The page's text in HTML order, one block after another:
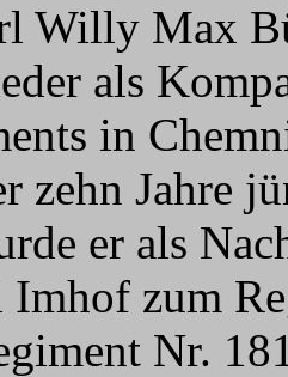
Willy Max
als
in
zehn Jahre
er als
zum
Nr.